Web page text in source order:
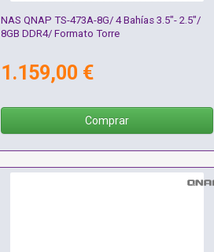
NAS QNAP TS-473A-8G/ 4 Bahías 3.5"- 2.5"/
8GB DDR4/ Formato Torre
1.159,00 €
Comprar